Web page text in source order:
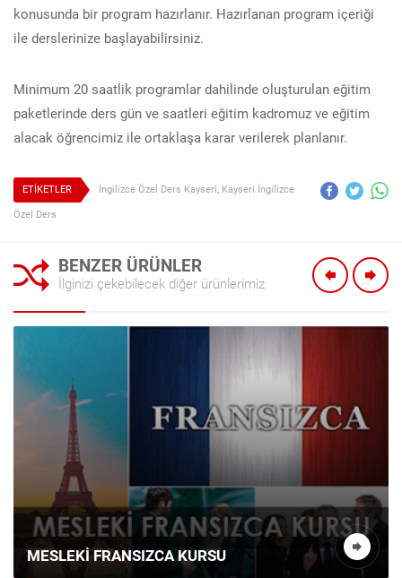
konusunda bir program hazırlanır. Hazırlanan program içeriği
ile derslerinize başlayabilirsiniz.
Minimum 20 saatlik programlar dahilinde oluşturulan eğitim
paketlerinde ders gün ve saatleri eğitim kadromuz ve eğitim
alacak öğrencimiz ile ortaklaşa karar verilerek planlanır.
ETİKETLER İngilizce Özel Ders Kayseri, Kayseri İngilizce
Özel Ders
BENZER ÜRÜNLER
İlginizi çekebilecek diğer ürünlerimiz
MESLEKI FRANSIZCA KURSU